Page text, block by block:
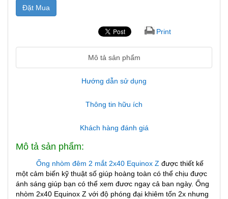
Đặt Mua
Print
Mô tả sản phẩm
Hướng dẫn sử dụng
Thông tin hữu ích
Khách hàng đánh giá
Mô tả sản phẩm:
Ống nhòm đêm 2 mắt 2x40 Equinox Z được thiết kế
một cảm biến kỹ thuật số giúp hoàng toàn có thể chịu được
ánh sáng giúp bạn có thể xem đươc ngay cả ban ngày. Ống
nhòm 2x40 Equinox Z với độ phóng đại khiêm tốn 2x nhưng